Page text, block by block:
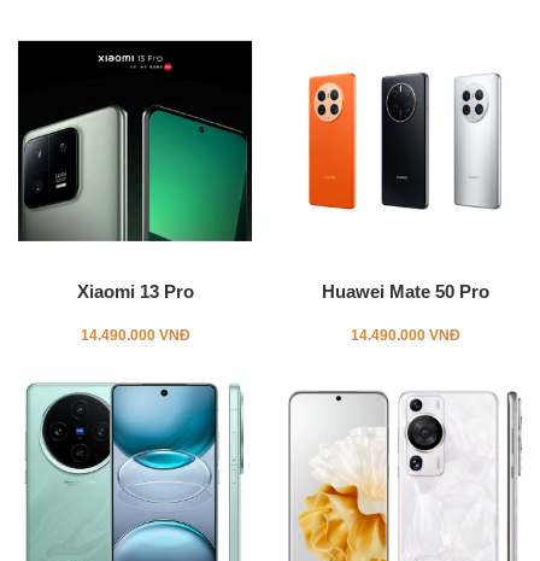
Xiaomi 13 Pro
14.490.000 VNĐ
Huawei Mate 50 Pro
14.490.000 VNĐ